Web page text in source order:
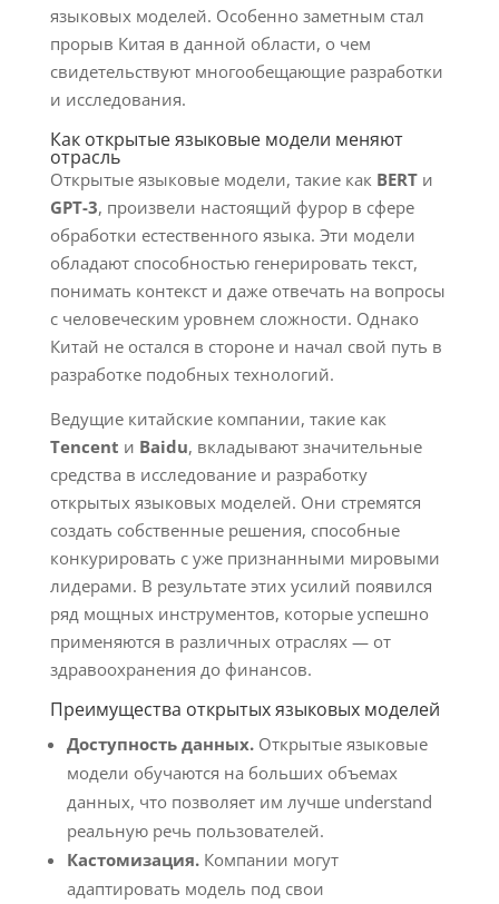
языковых моделей. Особенно заметным стал
прорыв Китая в данной области, о чем
свидетельствуют многообещающие разработки
и исследования.
Как открытые языковые модели меняют
отрасль
Открытые языковые модели, такие как BERTи
GPT-3, произвели настоящий фурор в сфере
обработки естественного языка. Эти модели
обладают способностью генерировать текст,
понимать контекст и даже отвечать на вопросы
с человеческим уровнем сложности. Однако
Китай не остался в стороне и начал свой путь в
разработке подобных технологий.
Ведущие китайские компании, такие как
Tencent и Baidu, вкладывают значительные
средства в исследование и разработку
открытых языковых моделей. Они стремятся
создать собственные решения, способные
конкурировать с уже признанными мировыми
лидерами. В результате этих усилий появился
ряд мощных инструментов, которые успешно
применяются в различных отраслях — от
здравоохранения до финансов.
Преимущества открытых языковых моделей
Доступность данных.Открытые языковые
модели обучаются на больших объемах
данных, что позволяет им лучше understand
реальную речь пользователей.
Кастомизация.Компании могут
адаптировать модель под свои